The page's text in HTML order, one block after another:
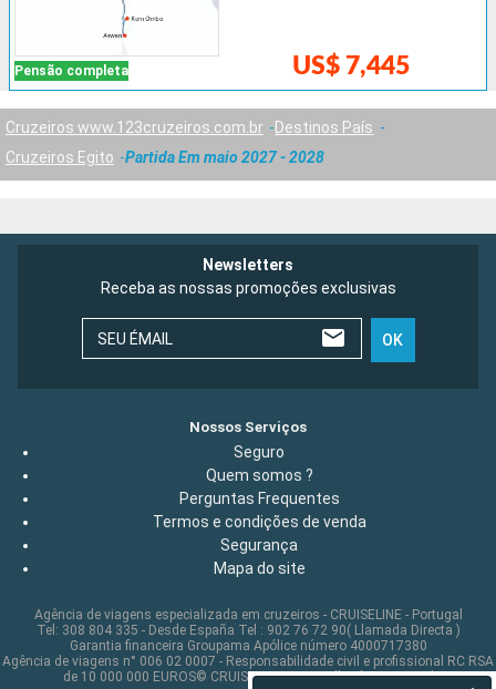
Pensão completa US$ 7,445
Cruzeiros www.123cruzeiros.com.br
Destinos País
Cruzeiros Egito
Partida Em maio 2027 - 2028
Newsletters
Receba as nossas promoções exclusivas
SEU ÉMAIL OK
Nossos Serviços
Seguro
Quem somos ?
Perguntas Frequentes
Termos e condições de venda
Segurança
Mapa do site
Agência de viagens especializada em cruzeiros - CRUISELINE - Portugal
Tel: 308 804 335 - Desde España Tel : 902 76 72 90( Llamada Directa )
Garantia financeira Groupama Apólice número 4000717380
Agência de viagens n° 006 02 0007 - Responsabilidade civil e profissional RC RSA
de 10 000 000 EUROS© CRUISELINE 2026 - all rights reserved